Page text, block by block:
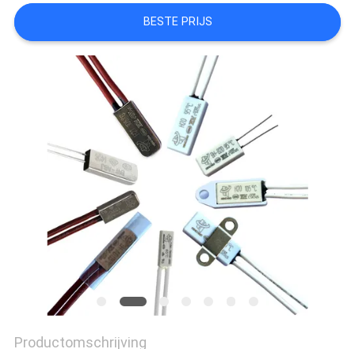
ALLE
GEVALLEN
PRIVACY
BESTE PRIJS
Productomschrijving